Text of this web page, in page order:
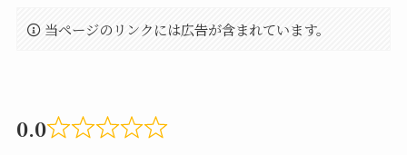
当ページのリンクには広告が含まれています。
0.0
Rated